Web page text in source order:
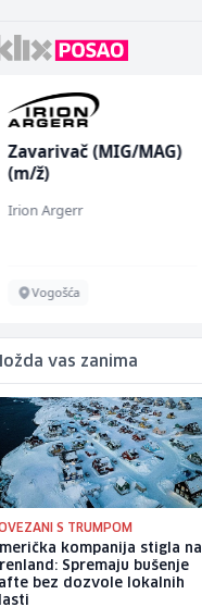
Zavarivač (MIG/MAG)
(m/ž)
Irion Argerr
Vogošća
vas zanima
S TRUMPOM
kompanija stigla na
Spremaju bušenje
bez dozvole lokalnih